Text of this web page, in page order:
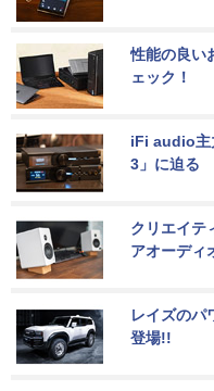
性能の良い
ェック！
iFi audio主
3」に迫る
クリエイテ
アオーディ
レイズのパ
登場!!